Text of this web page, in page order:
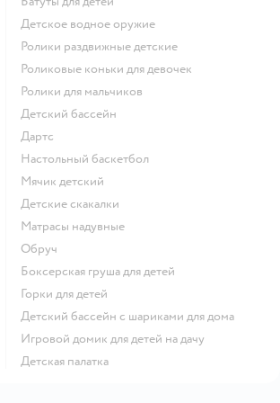
Детское водное оружие
Ролики раздвижные детские
Роликовые коньки для девочек
Ролики для мальчиков
Детский бассейн
Дартс
Настольный баскетбол
Мячик детский
Детские скакалки
Матрасы надувные
Обруч
Боксерская груша для детей
Горки для детей
Детский бассейн с шариками для дома
Игровой домик для детей на дачу
Детская палатка